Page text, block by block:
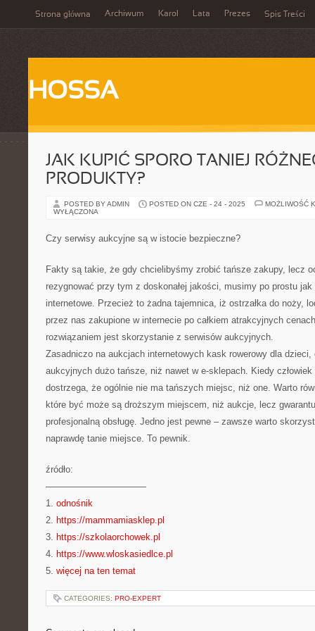
Strona główna Archiwum Karol Lata Prezes Spis Treści
HOSSA
JAK KUPIĆ SPORO TANIEJ
PRODUKTY?
POSTED BY ADMIN POSTED ON CZE - 24 - 2025
MOŻLIWOŚĆ
WYŁĄCZONA
Czy serwisy aukcyjne są w istocie bezpieczne?
Fakty są takie, że gdy chcielibyśmy zrobić tańsze zakupy, lecz
rezygnować przy tym z doskonałej jakości, musimy po prostu
internetowe. Przecież to żadna tajemnica, iż ostrzałka do noży,
przez nas zakupione w internecie po całkiem atrakcyjnych
rozwiązaniem jest skorzystanie z serwisów aukcyjnych.
Zasadniczo na aukcjach internetowych kask rowerowy dla
aukcyjnych dużo tańsze, niż nawet w e-sklepach. Kiedy
dostrzega, że ogólnie nie ma tańszych miejsc, niż one. Warto
które być może są droższym miejscem, niż aukcje, lecz
profesjonalną obsługę. Jedno jest pewne – zawsze warto
naprawdę tanie miejsce. To pewnik.
źródło:
———————————
1. odnośnik
2. https://mammamiasklep.pl
3. https://szkolaorchowek.pl
4. https://www.wloskasiedlce.pl
5. więcej na ten temat
CATEGORIES: PRO-EXPERT